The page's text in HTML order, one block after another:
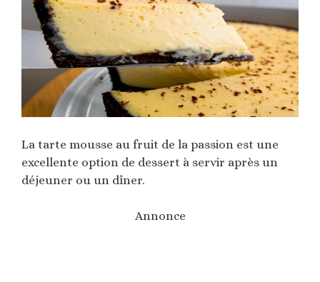
La tarte mousse au fruit de la passion est une
excellente option de dessert à servir après un
déjeuner ou un dîner.
Annonce